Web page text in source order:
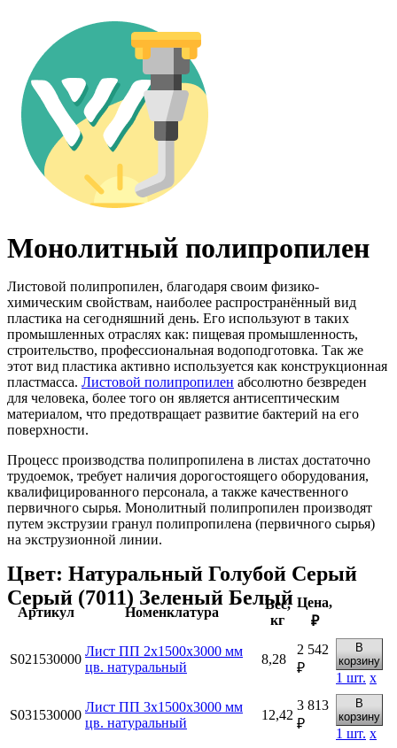
Монолитный полипропилен
Листовой полипропилен, благодаря своим физико-
химическим свойствам, наиболее распространённый вид
пластика на сегодняшний день. Его используют в таких
промышленных отраслях как: пищевая промышленность,
строительство, профессиональная водоподготовка. Так же
этот вид пластика активно используется как конструкционная
пластмасса. Листовой полипропилен абсолютно безвреден
для человека, более того он является антисептическим
материалом, что предотвращает развитие бактерий на его
поверхности.
Процесс производства полипропилена в листах достаточно
трудоемок, требует наличия дорогостоящего оборудования,
квалифицированного персонала, а также качественного
первичного сырья. Монолитный полипропилен производят
путем экструзии гранул полипропилена (первичного сырья)
на экструзионной линии.
Цвет: Натуральный Голубой Серый
Серый (7011) Зеленый Белый
Артикул Номенклатура
Вес,
кг
Цена,
₽
S021530000
Лист ПП 2х1500х3000 мм
цв. натуральный
8,28
2 542
₽
В
корзину
1 шт. х
S031530000
Лист ПП 3х1500х3000 мм
цв. натуральный
12,42
3 813
₽
В
корзину
1 шт. х